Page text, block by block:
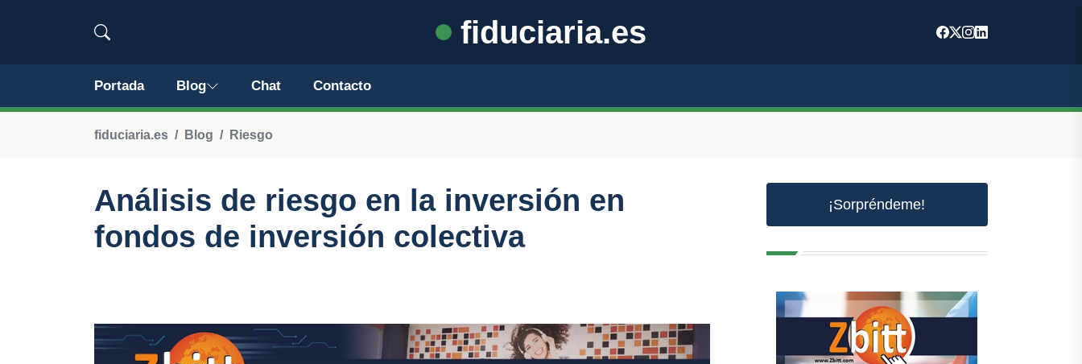
fiduciaria.es
Portada Blog Chat Contacto
fiduciaria.es Blog Riesgo
Análisis de riesgo en la inversión en
fondos de inversión colectiva
¡Sorpréndeme!